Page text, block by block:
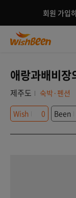
회원 가입
애랑과배비장
제주도
숙박·펜션
Wish
0 Been